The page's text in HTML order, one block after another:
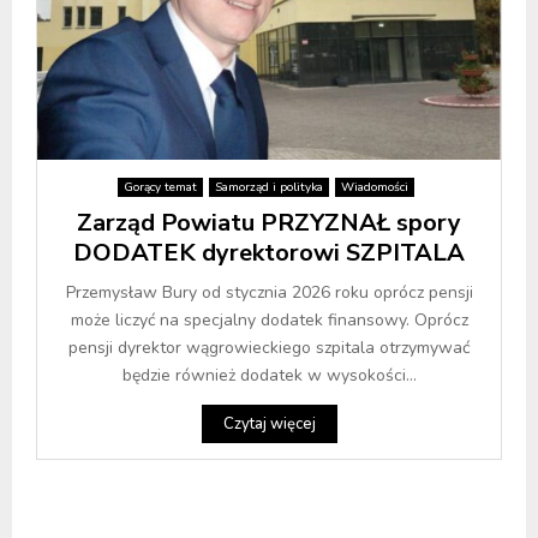
Gorący temat Samorząd i polityka Wiadomości
Zarząd Powiatu PRZYZNAŁ spory
DODATEK dyrektorowi SZPITALA
Przemysław Bury od stycznia 2026 roku oprócz pensji
może liczyć na specjalny dodatek finansowy. Oprócz
pensji dyrektor wągrowieckiego szpitala otrzymywać
będzie również dodatek w wysokości...
Czytaj więcej